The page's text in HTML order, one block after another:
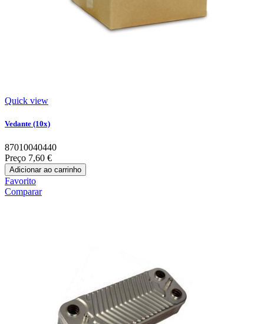
Quick view
Vedante (10x)
87010040440
Preço 7,60 €
Adicionar ao carrinho
Favorito
Comparar